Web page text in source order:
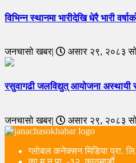
विभिन्न स्थानमा भारीदेखि धेरै भारी
जनचासो खबर| असार २९, २०८३
रसुवागढी जलविद्युत् आयोजना अस्थायी
जनचासो खबर| असार २९, २०८३
ग्लोबल कनेक्सन मिडिया प्रा. लि.